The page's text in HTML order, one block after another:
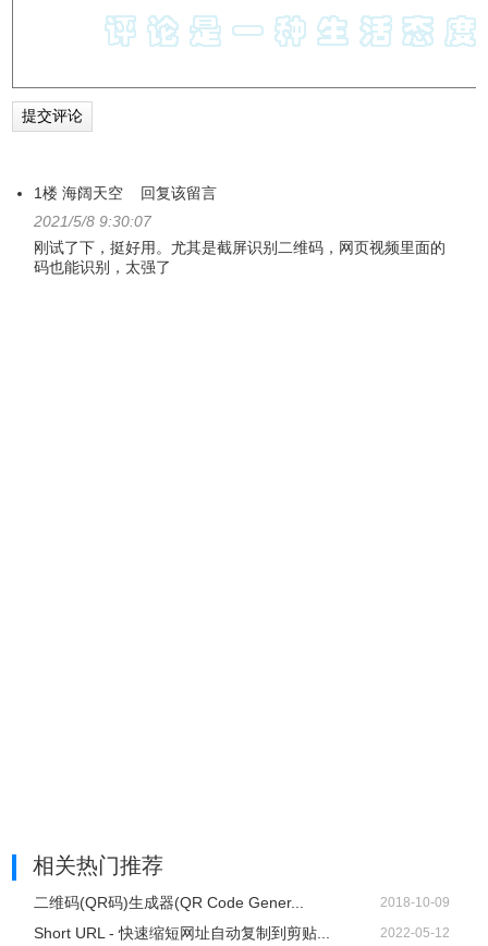
偏好设置等高级功能都在这里。
1楼海阔天空
回复该留言
2021/5/8 9:30:07
刚试了下，挺好用。尤其是截屏识别二维码，网页视频里面的
码也能识别，太强了
相关热门推荐
二维码(QR码)生成器(QR Code Gener... 2018-10-09
Short URL - 快速缩短网址自动复制到剪贴... 2022-05-12